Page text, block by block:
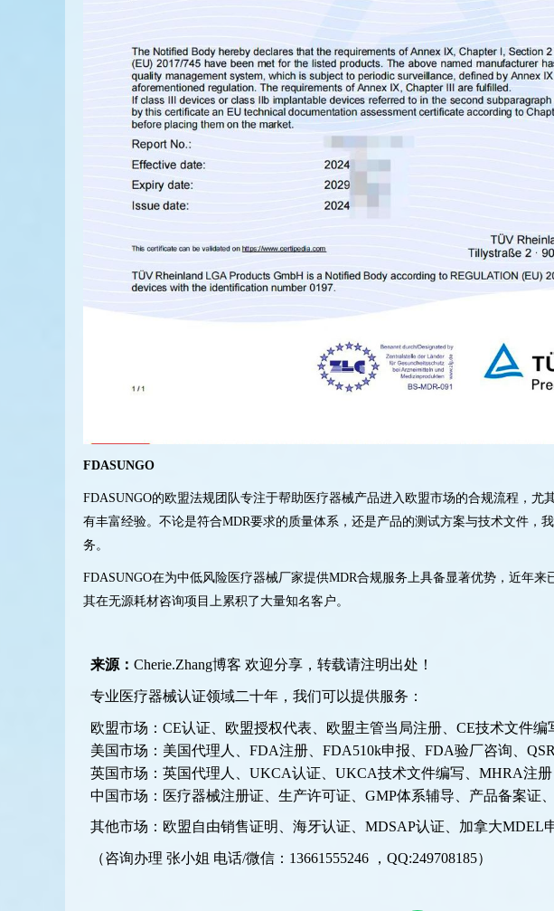
FDASUNGO
FDASUNGO的欧盟法规团队专注于帮助医疗器械产品进入欧盟市场的合规流程，尤
有丰富经验。不论是符合MDR要求的质量体系，还是产品的测试方案与技术文件，
务。
FDASUNGO在为中低风险医疗器械厂家提供MDR合规服务上具备显著优势，近年来
其在无源耗材咨询项目上累积了大量知名客户。
来源： Cherie.Zhang博客 欢迎分享，转载请注明出处！
专业医疗器械认证领域二十年，我们可以提供服务：
欧盟市场：CE认证、欧盟授权代表、欧盟主管当局注册、CE技术文件编
美国市场：美国代理人、FDA注册、FDA510k申报、FDA验厂咨询、
英国市场：英国代理人、UKCA认证、UKCA技术文件编写、MHRA注册
中国市场：医疗器械注册证、生产许可证、GMP体系辅导、产品备案证
其他市场：欧盟自由销售证明、海牙认证、MDSAP认证、加拿大MDEL
（咨询办理 张小姐 电话/微信：13661555246 ，QQ:249708185）